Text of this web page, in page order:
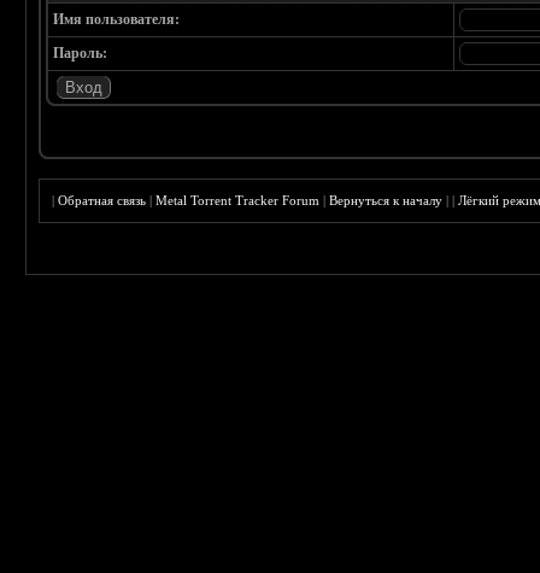
Имя пользователя:
Пароль:
|Обратная связь |Metal Torrent Tracker Forum |Вернуться к началу ||Лёгкий